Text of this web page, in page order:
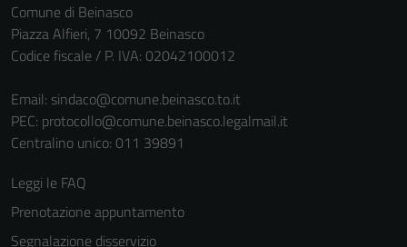
Comune di Beinasco
Piazza Alfieri, 7 10092 Beinasco
Codice fiscale / P. IVA: 02042100012
Email: sindaco@comune.beinasco.to.it
PEC: protocollo@comune.beinasco.legalmail.it
Centralino unico: 011 39891
Leggi le FAQ
Prenotazione appuntamento
Segnalazione disservizio